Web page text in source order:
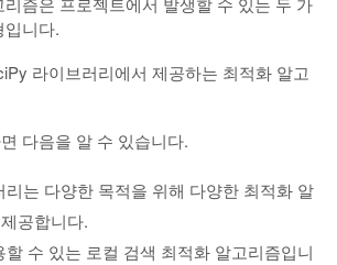
입니다.
라이브러리에서 제공하는 최적화 알고
다음을 알 수 있습니다.
는 다양한 목적을 위해 다양한 최적화 알
공합니다.
수 있는 로컬 검색 최적화 알고리즘입니